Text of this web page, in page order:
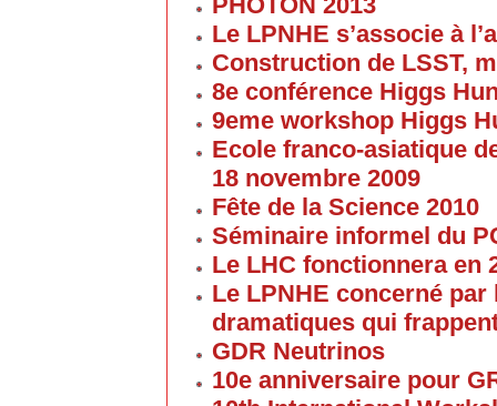
Le LPNHE s’associe à
Construction de LSST,
8e conférence Higgs
9eme workshop Higgs
Ecole franco-asiatique
18 novembre 2009
Fête de la Science 2010
Séminaire informel du
Le LHC fonctionnera en
Le LPNHE concerné par
dramatiques qui
GDR Neutrinos
10e anniversaire pour